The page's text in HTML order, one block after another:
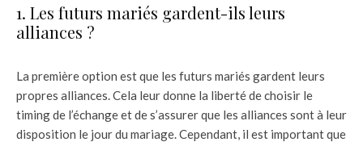
1. Les futurs mariés gardent-ils leurs
alliances ?
La première option est que les futurs mariés gardent leurs
propres alliances. Cela leur donne la liberté de choisir le
timing de l’échange et de s’assurer que les alliances sont à leur
disposition le jour du mariage. Cependant, il est important que